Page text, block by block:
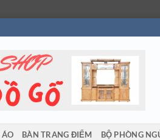
ÁO BÀN TRANG ĐIỂM BỘ PHÒNG